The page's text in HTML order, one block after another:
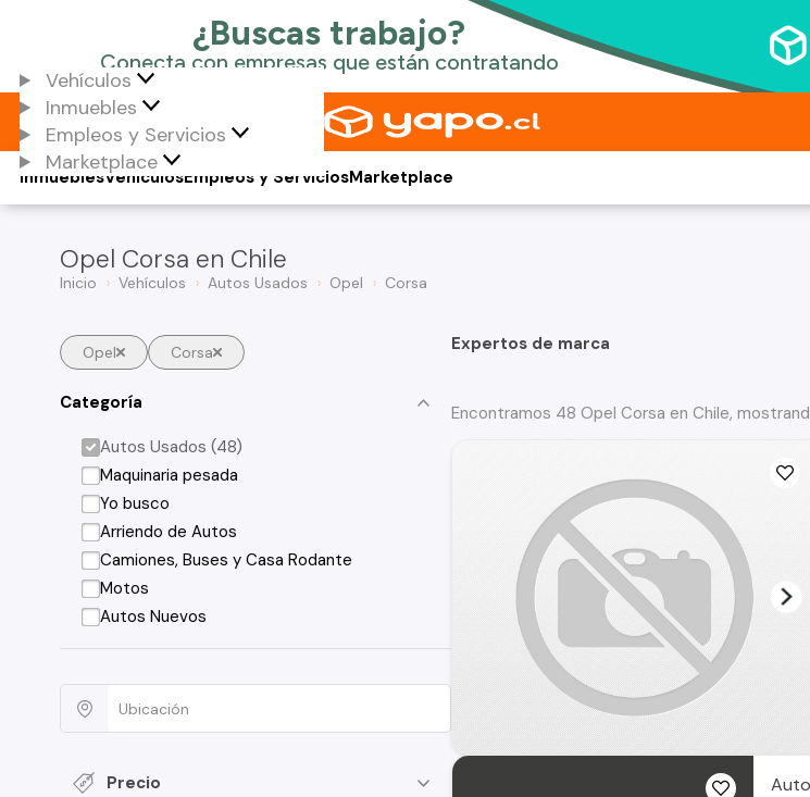
Vehículos
Inmuebles
Empleos y Servicios
Marketplace
Vehículos
Inmuebles Empleos y ServiciosMarketplace
Opel Corsa en Chile
Inicio Vehículos Autos Usados Opel Corsa
Opel Corsa
Categoría
Autos Usados (48)
Maquinaria pesada
Yo busco
Arriendo de Autos
Camiones, Buses y Casa Rodante
Motos
Autos Nuevos
Precio
Expertos de marca
Encontramos 48 Opel Corsa en Chile,